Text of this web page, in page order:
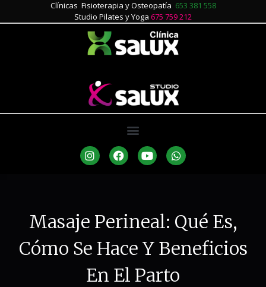
Clínicas Fisioterapia y Osteopatía 653 381 558
Studio Pilates y Yoga 675 759 212
Masaje Perineal: Qué Es,
Cómo Se Hace Y Beneficios
En El Parto